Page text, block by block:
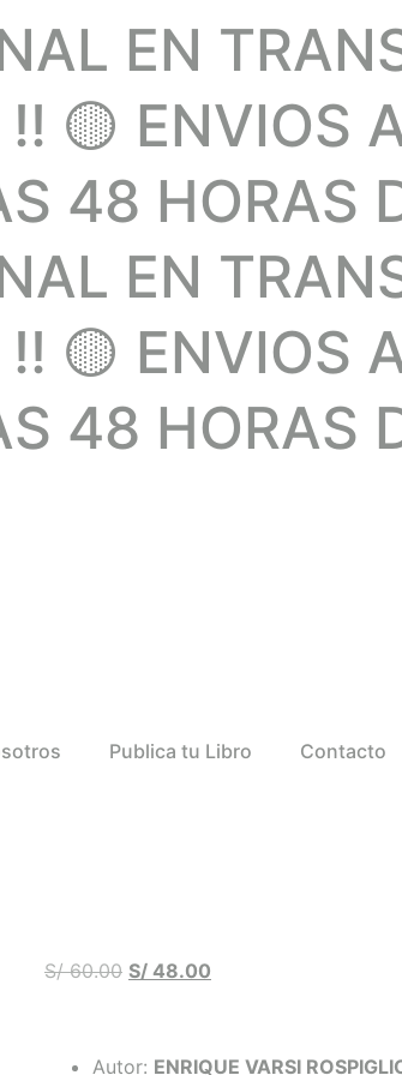
EN
🟡 ENVIOS
48 HORAS
EN
🟡 ENVIOS
48 HORAS
Publica tu Libro Contacto
S/60.00 S/ 48.00
Autor: ENRIQUE VARSI